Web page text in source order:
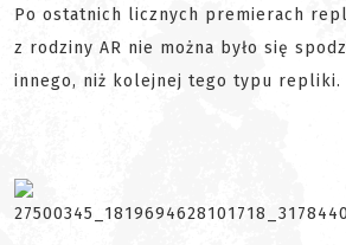
Po ostatnich licznych premierach
z rodziny AR nie można było się
innego, niż kolejnej tego typu repliki.